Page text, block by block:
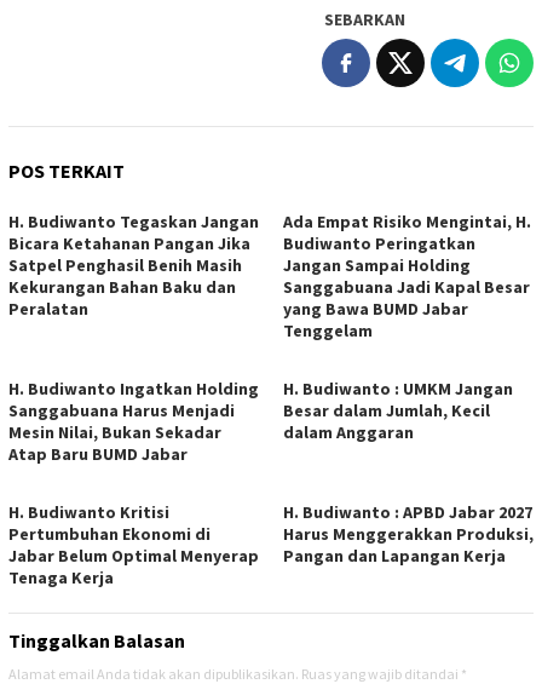
SEBARKAN
POS TERKAIT
H. Budiwanto Tegaskan Jangan
Bicara Ketahanan Pangan Jika
Satpel Penghasil Benih Masih
Kekurangan Bahan Baku dan
Peralatan
Ada Empat Risiko Mengintai, H.
Budiwanto Peringatkan
Jangan Sampai Holding
Sanggabuana Jadi Kapal Besar
yang Bawa BUMD Jabar
Tenggelam
H. Budiwanto Ingatkan Holding
Sanggabuana Harus Menjadi
Mesin Nilai, Bukan Sekadar
Atap Baru BUMD Jabar
H. Budiwanto : UMKM Jangan
Besar dalam Jumlah, Kecil
dalam Anggaran
H. Budiwanto Kritisi
Pertumbuhan Ekonomi di
Jabar Belum Optimal Menyerap
Tenaga Kerja
H. Budiwanto : APBD Jabar 2027
Harus Menggerakkan Produksi,
Pangan dan Lapangan Kerja
Tinggalkan Balasan
Alamat email Anda tidak akan dipublikasikan. Ruas yang wajib ditandai *